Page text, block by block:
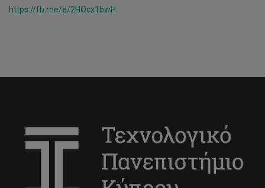
https://fb.me/e/2HOcx1bwH